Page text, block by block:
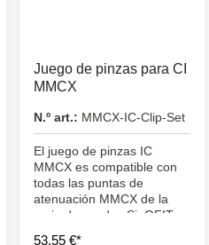
Juego de pinzas para CI
MMCX
N.º art.: MMCX-IC-Clip-Set
El juego de pinzas IC
MMCX es compatible con
todas las puntas de
atenuación MMCX de la
serie de sondas SigOFIT.
53,55 €*